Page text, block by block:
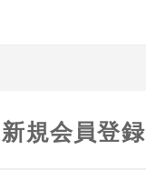
新規会員登録